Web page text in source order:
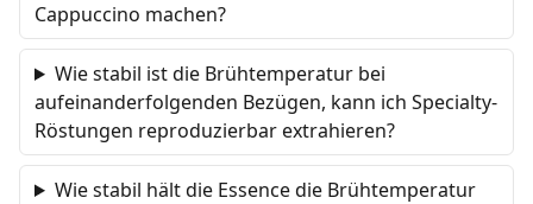
Cappuccino machen?
Wie stabil ist die Brühtemperatur bei
aufeinanderfolgenden Bezügen, kann ich Specialty-
Röstungen reproduzierbar extrahieren?
Wie stabil hält die Essence die Brühtemperatur